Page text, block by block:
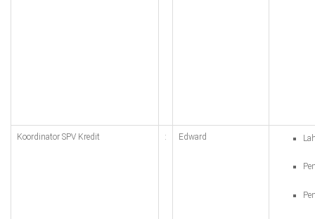
Koordinator SPV Kredit : Edward